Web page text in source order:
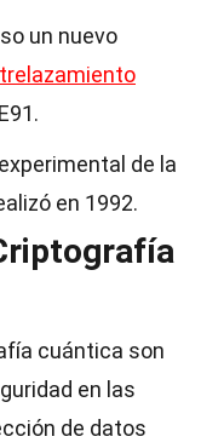
un nuevo
de la
en 1992.
cuántica son
en las
de datos